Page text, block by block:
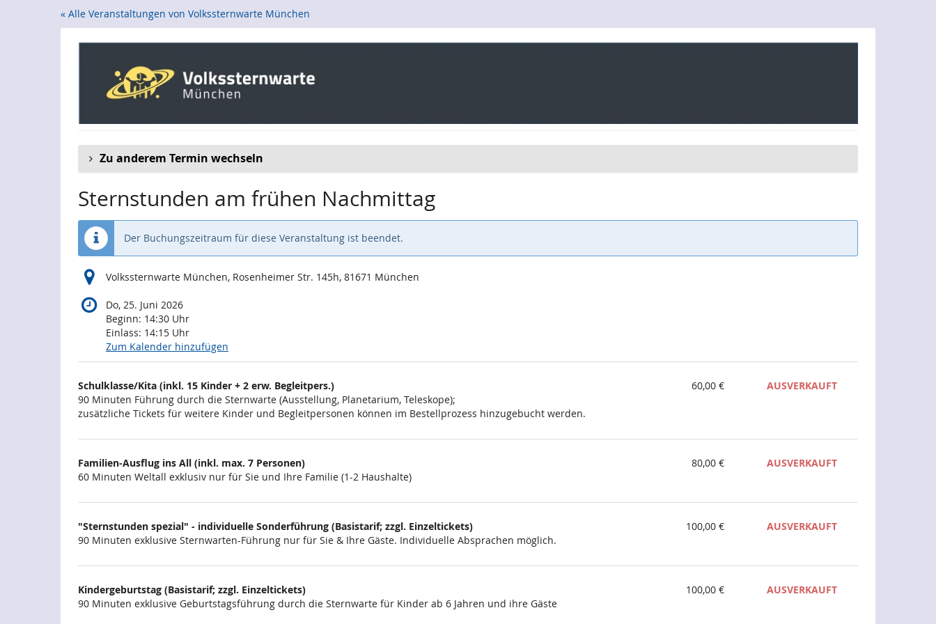
« Alle Veranstaltungen von Volkssternwarte München
Zu anderem Termin wechseln
Sternstunden am frühen Nachmittag
Der Buchungszeitraum für diese Veranstaltung ist beendet.
Volkssternwarte München, Rosenheimer Str. 145h, 81671 München
Do, 25. Juni 2026
Beginn: 14:30 Uhr
Einlass: 14:15 Uhr
Zum Kalender hinzufügen
Produkte
Unkategorisierte
Produkte
Schulklasse/Kita (inkl. 15 Kinder + 2 erw. Begleitpers.)
90 Minuten Führung durch die Sternwarte (Ausstellung, Planetarium, Teleskope);
zusätzliche Tickets für weitere Kinder und Begleitpersonen können im Bestellprozess hinzugebucht werden.
60,00 € AUSVERKAUFT
Familien-Ausflug ins All (inkl. max. 7 Personen)
60 Minuten Weltall exklusiv nur für Sie und Ihre Familie (1-2 Haushalte)
80,00 € AUSVERKAUFT
"Sternstunden spezial" - individuelle Sonderführung (Basistarif; zzgl. Einzeltickets)
90 Minuten exklusive Sternwarten-Führung nur für Sie & Ihre Gäste. Individuelle Absprachen möglich.
100,00 € AUSVERKAUFT
Kindergeburtstag (Basistarif; zzgl. Einzeltickets)
90 Minuten exklusive Geburtstagsführung durch die Sternwarte für Kinder ab 6 Jahren und ihre Gäste
100,00 € AUSVERKAUFT